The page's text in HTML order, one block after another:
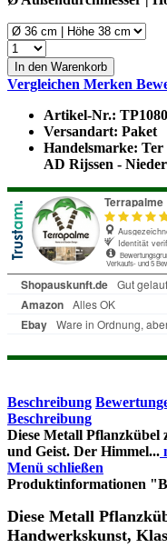
In den Warenkorb
Vergleichen Merken
Artikel-Nr.:
Versandart: Paket
Handelsmarke: Ter
AD Rijssen -
Beschreibung
Beschreibung
Diese Metall Pflanzkübel
und Geist. Der Himmel...
Menü schließen
Produktinformationen
Diese Metall
Handwerkskunst,